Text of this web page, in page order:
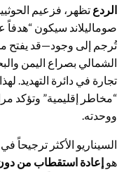
الردع تظهر، فزعيم
صوماليلاند سيكون “هدفاً
تُرجم إلى وجود—قد يفتح
الشمالي بصراع اليمن
تجارة في دائرة التهديد.
“مخاطر إقليمية” وتؤكد
ووحدته.
السيناريو الأكثر ترجيحاً
هو إعادة استقطاب من